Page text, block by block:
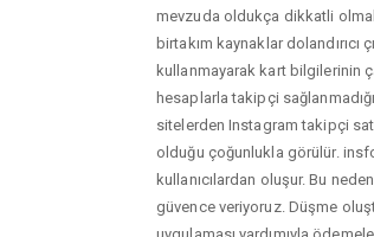
mevzuda oldukça dikkatli
birtakım kaynaklar
kullanmayarak kart bilgilerinin
hesaplarla takipçi
sitelerden Instagram takipçi
olduğu çoğunlukla görülür.
kullanıcılardan oluşur. Bu
güvence veriyoruz. Düşme